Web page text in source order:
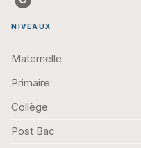
NIVEAUX
Maternelle
Primaire
Collège
Post Bac